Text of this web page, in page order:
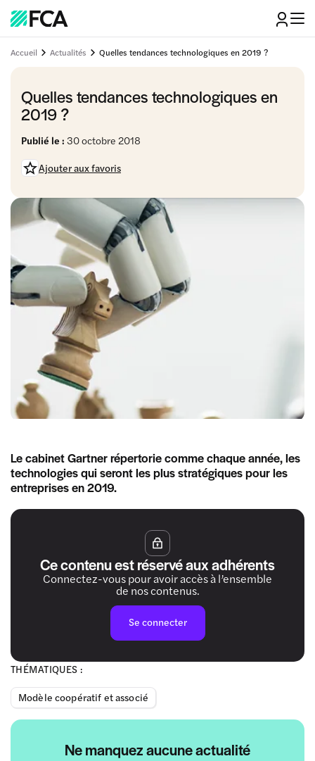
Accueil Actualités Quelles tendances technologiques en 2019 ?
Quelles tendances technologiques en
2019 ?
Publié le : 30 octobre 2018
Ajouter aux favoris
THÉMATIQUES :
Modèle coopératif et associé
Ne manquez aucune actualité
Le cabinet Gartner répertorie comme chaque année, les
technologies qui seront les plus stratégiques pour les
entreprises en 2019.
Ce contenu est réservé aux adhérents
Connectez-vous pour avoir accès à l’ensemble
de nos contenus.
Se connecter